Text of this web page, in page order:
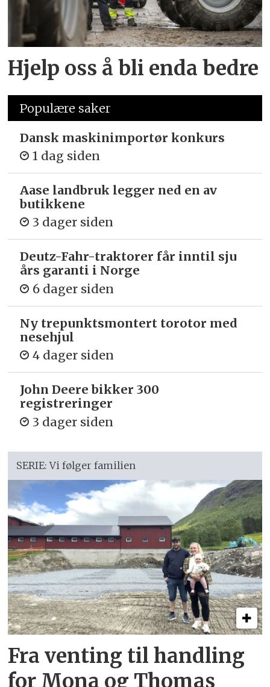
Hjelp oss å bli enda bedre
Populære saker
Dansk maskinimportør konkurs
1 dag siden
Aase landbruk legger ned en av
butikkene
3 dager siden
Deutz-Fahr-traktorer får inntil sju
års garanti i Norge
6 dager siden
Ny trepunkts­montert torotor med
nesehjul
4 dager siden
John Deere bikker 300
registreringer
3 dager siden
SERIE: Vi følger familien
Fra venting til handling
for Mona og Thomas